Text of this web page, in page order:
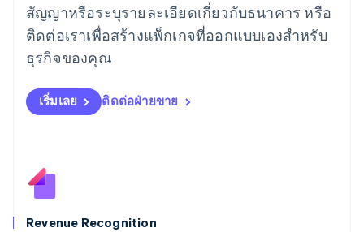
สัญญาหรือระบุรายละเอียดเกี่ยวกับธนาคาร หรือ
ติดต่อเราเพื่อสร้างแพ็กเกจที่ออกแบบเองสำหรับ
ธุรกิจของคุณ
เริ่มเลย ติดต่อฝ่ายขาย
Revenue Recognition
ลัตเวีย
English
ลิกเตนสไตน์
DeutschEnglish
English
สเปน
สโลวีเนีย
สวิตเซอร์แลนด์
DeutschFrançaisItaliano